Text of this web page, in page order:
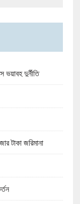
দুর্নীতি
টাকা জরিমানা